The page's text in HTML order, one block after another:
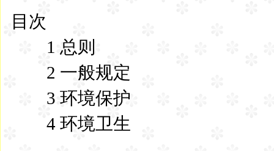
目次
1 总则
2 一般规定
3 环境保护
4 环境卫生